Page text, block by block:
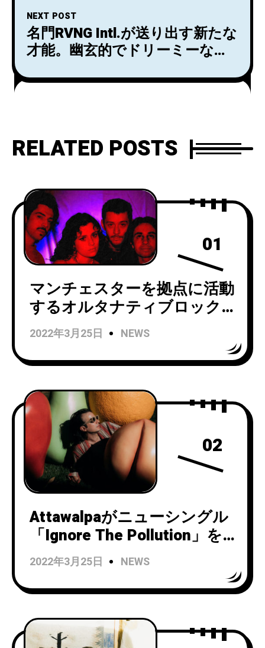
february』から最後の先行シン
グル「coral gables」が配信開始
＆MV公開。
NEXT POST
名門RVNG Intl.が送り出す新たな
才能。幽玄的でドリーミーなサ
ュー・アルバム『Time~Lapse
をミュージック・ビデオと同時
に公開。
RELATED POSTS
01
マンチェスターを拠点に活動
するオルタナティブロック/
シューゲイザー・バンド
cruushがニューシングル
「False Start」をリリース！
2022年3月25日 NEWS
02
Attawalpaがニューシングル
「Ignore The Pollution」を
リリースし、ビデオを公開！
2022年3月25日 NEWS